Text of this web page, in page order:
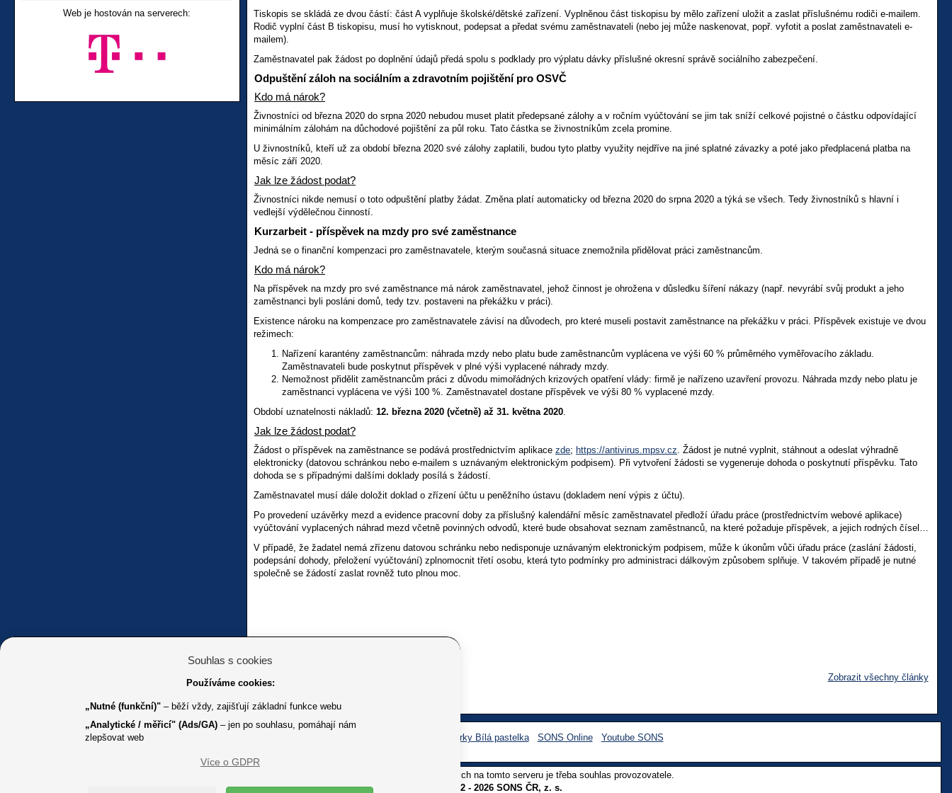
Tiskopis se skládá ze dvou částí: část A vyplňuje školské/dětské zařízení. Vyplněnou část tiskopisu by mělo zařízení uložit a zaslat příslušnému rodiči e-mailem.
Rodič vyplní část B tiskopisu, musí ho vytisknout, podepsat a předat svému zaměstnavateli (nebo jej může naskenovat, popř. vyfotit a poslat zaměstnavateli e-
mailem).
Zaměstnavatel pak žádost po doplnění údajů předá spolu s podklady pro výplatu dávky příslušné okresní správě sociálního zabezpečení.
Odpuštění záloh na sociálním a zdravotním pojištění pro OSVČ
Kdo má nárok?
Živnostníci od března 2020 do srpna 2020 nebudou muset platit předepsané zálohy a v ročním vyúčtování se jim tak sníží celkové pojistné o částku odpovídající
minimálním zálohám na důchodové pojištění za půl roku. Tato částka se živnostníkům zcela promine.
U živnostníků, kteří už za období března 2020 své zálohy zaplatili, budou tyto platby využity nejdříve na jiné splatné závazky a poté jako předplacená platba na
měsíc září 2020.
Jak lze žádost podat?
Živnostníci nikde nemusí o toto odpuštění platby žádat. Změna platí automaticky od března 2020 do srpna 2020 a týká se všech. Tedy živnostníků s hlavní i
vedlejší výdělečnou činností.
Kurzarbeit - příspěvek na mzdy pro své zaměstnance
Jedná se o finanční kompenzaci pro zaměstnavatele, kterým současná situace znemožnila přidělovat práci zaměstnancům.
Kdo má nárok?
Na příspěvek na mzdy pro své zaměstnance má nárok zaměstnavatel, jehož činnost je ohrožena v důsledku šíření nákazy (např. nevyrábí svůj produkt a jeho
zaměstnanci byli posláni domů, tedy tzv. postaveni na překážku v práci).
Existence nároku na kompenzace pro zaměstnavatele závisí na důvodech, pro které museli postavit zaměstnance na překážku v práci. Příspěvek existuje ve dvou
režimech:
Nařízení karantény zaměstnancům: náhrada mzdy nebo platu bude zaměstnancům vyplácena ve výši 60 % průměrného vyměřovacího základu.
Zaměstnavateli bude poskytnut příspěvek v plné výši vyplacené náhrady mzdy.
Nemožnost přidělit zaměstnancům práci z důvodu mimořádných krizových opatření vlády: firmě je nařízeno uzavření provozu. Náhrada mzdy nebo platu je
zaměstnanci vyplácena ve výši 100 %. Zaměstnavatel dostane příspěvek ve výši 80 % vyplacené mzdy.
Období uznatelnosti nákladů: 12. března 2020 (včetně) až 31. května 2020
Jak lze žádost podat?
Žádost o příspěvek na zaměstnance se podává prostřednictvím aplikace zde; https://antivirus.mpsv.cz . Žádost je nutné vyplnit, stáhnout a odeslat výhradně
elektronicky (datovou schránkou nebo e-mailem s uznávaným elektronickým podpisem). Při vytvoření žádosti se vygeneruje dohoda o poskytnutí příspěvku. Tato
dohoda se s případnými dalšími doklady posílá s žádostí.
Zaměstnavatel musí dále doložit doklad o zřízení účtu u peněžního ústavu (dokladem není výpis z účtu).
Po provedení uzávěrky mezd a evidence pracovní doby za příslušný kalendářní měsíc zaměstnavatel předloží úřadu práce (prostřednictvím webové aplikace)
vyúčtování vyplacených náhrad mezd včetně povinných odvodů, které bude obsahovat seznam zaměstnanců, na které požaduje příspěvek, a jejich rodných čísel…
V případě, že žadatel nemá zřízenu datovou schránku nebo nedisponuje uznávaným elektronickým podpisem, může k úkonům vůči úřadu práce (zaslání žádosti,
podepsání dohody, přeložení vyúčtování) zplnomocnit třetí osobu, která tyto podmínky pro administraci dálkovým způsobem splňuje. V takovém případě je nutné
společně se žádostí zaslat rovněž tuto plnou moc.
V rubrice Sociálně právní poradna Zobrazit všechny články
Web je hostován na serverech:
Facebook sbírky Bílá pastelka SONS Online Youtube SONS
K jakémukoliv užití textů a obrázků uvedených na tomto serveru je třeba souhlas provozovatele.
Copyright © 2012 - 2026 SONS ČR, z. s.
Souhlas s cookies
Používáme cookies:
„Nutné (funkční)" – běží vždy, zajišťují základní funkce webu
„Analytické / měřicí" (Ads/GA) – jen po souhlasu, pomáhají nám
zlepšovat web
Více o GDPR